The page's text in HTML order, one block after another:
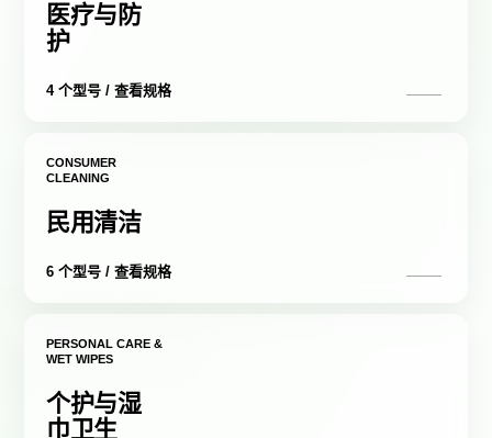
医疗与防
护
4 个型号 / 查看规格
CONSUMER
CLEANING
民用清洁
6 个型号 / 查看规格
PERSONAL CARE &
WET WIPES
个护与湿
巾卫生